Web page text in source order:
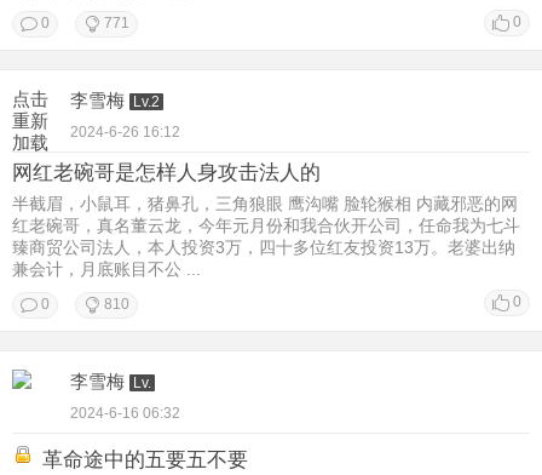
0
0 771
点击
重新
加载
李雪梅
Lv.2
2024-6-26 16:12
网红老碗哥是怎样人身攻击法人的
半截眉，小鼠耳，猪鼻孔，三角狼眼 鹰沟嘴 脸轮猴相 内藏邪恶的网
红老碗哥，真名董云龙，今年元月份和我合伙开公司，任命我为七斗
臻商贸公司法人，本人投资3万，四十多位红友投资13万。老婆出纳
兼会计，月底账目不公 ...
0
0 810
李雪梅
Lv.
2024-6-16 06:32
革命途中的五要五不要